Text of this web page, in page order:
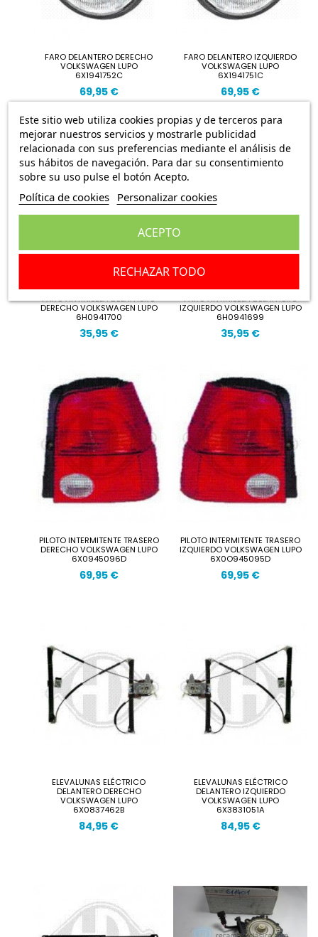
FARO DELANTERO DERECHO
VOLKSWAGEN LUPO
6X1941752C
69,95 €
FARO DELANTERO IZQUIERDO
VOLKSWAGEN LUPO
6X1941751C
69,95 €
FARO ANTINIEBLA DELANTERO
DERECHO VOLKSWAGEN LUPO
6H0941700
35,95 €
FARO ANTINIEBLA DELANTERO
IZQUIERDO VOLKSWAGEN LUPO
6H0941699
35,95 €
PILOTO INTERMITENTE TRASERO
DERECHO VOLKSWAGEN LUPO
6X0945096D
69,95 €
PILOTO INTERMITENTE TRASERO
IZQUIERDO VOLKSWAGEN LUPO
6X0O945095D
69,95 €
ELEVALUNAS ELÉCTRICO
DELANTERO DERECHO
VOLKSWAGEN LUPO
6X0837462B
84,95 €
ELEVALUNAS ELÉCTRICO
DELANTERO IZQUIERDO
VOLKSWAGEN LUPO
6X3831051A
84,95 €
Este sitio web utiliza cookies propias y de terceros para
mejorar nuestros servicios y mostrarle publicidad
relacionada con sus preferencias mediante el análisis de
sus hábitos de navegación. Para dar su consentimiento
sobre su uso pulse el botón Acepto.
Política de cookies Personalizar cookies
RECHAZAR TODO
ACEPTO